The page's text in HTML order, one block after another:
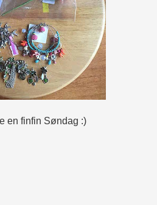
en finfin Søndag :)